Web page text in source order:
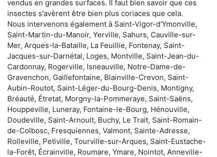
vendus en grandes surfaces. Il faut bien savoir que ces
insectes s'avèrent être bien plus coriaces que cela.
Nous intervenons également à Saint-Vigor-d'Ymonville,
Saint-Martin-du-Manoir, Yerville, Sahurs, Cauville-sur-
Mer, Arques-la-Bataille, La Feuillie, Fontenay, Saint-
Jacques-sur-Darnétal, Loges, Montville, Saint-Jean-du-
Cardonnay, Rogerville, Isneauville, Notre-Dame-de-
Gravenchon, Gaillefontaine, Blainville-Crevon, Saint-
Aubin-Routot, Saint-Léger-du-Bourg-Denis, Montigny,
Bréauté, Étretat, Morgny-la-Pommeraye, Saint-Saëns,
Houppeville, Luneray, Fontaine-le-Bourg, Hénouville,
Doudeville, Saint-Arnoult, Buchy, Le Trait, Saint-Romain-
de-Colbosc, Fresquiennes, Valmont, Sainte-Adresse,
Rolleville, Petiville, Tourville-sur-Arques, Saint-Eustache-
la-Forêt, Écrainville, Roumare, Ymare, Nointot, Anneville-